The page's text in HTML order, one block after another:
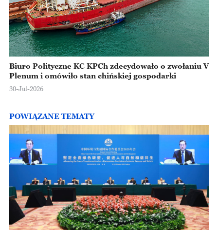
Biuro Polityczne KC KPCh zdecydowało o zwołaniu V
Plenum i omówiło stan chińskiej gospodarki
30-Jul-2026
POWIĄZANE TEMATY